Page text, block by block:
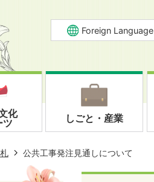
Foreign Language
化
ツ
しごと・産業
公共工事発注見通しについて